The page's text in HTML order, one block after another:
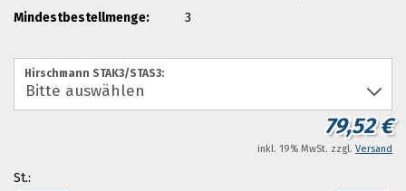
Mindestbestellmenge:
3
Hirschmann STAK3/STAS3:
79,52 €
inkl. 19% MwSt. zzgl. Versand
St.: